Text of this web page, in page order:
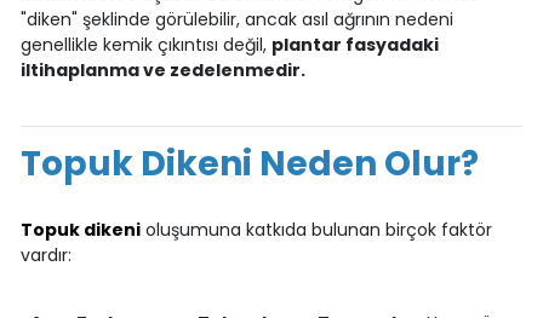
"diken" şeklinde görülebilir, ancak asıl ağrının nedeni
genellikle kemik çıkıntısı değil, plantar fasyadaki
iltihaplanma ve zedelenmedir.
Topuk Dikeni Neden Olur?
Topuk dikenioluşumuna katkıda bulunan birçok faktör
vardır: